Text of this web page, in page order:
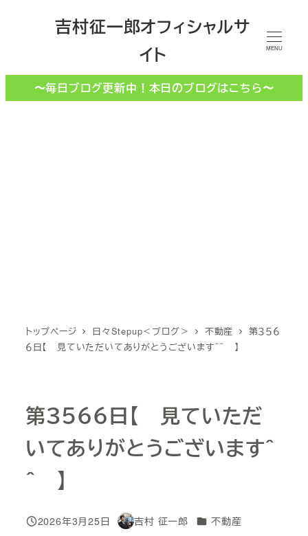
コ
吉村征一郎オフィシャルサ
イト
MENU
〜毎日ブログ更新中！本日のブログはこちら〜
トップページ 日々Stepup＜ブログ＞ 不動産
第３５６
６日【 見ていただいてありがとうございます＾＾ 】
第３５６６日【 見ていただ
いてありがとうございます＾
＾ 】
投稿日
2026年3月25日
著
吉村 征一郎 カテゴリー
不動産